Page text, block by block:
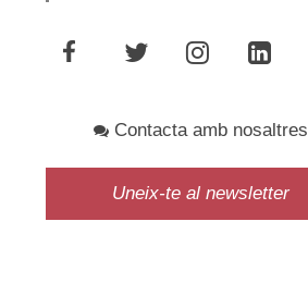
Contacta amb nosaltres
Uneix-te al newsletter